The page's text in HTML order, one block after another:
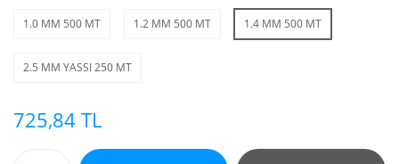
1.0 MM 500 MT 1.2 MM 500 MT 1.4 MM 500 MT
2.5 MM YASSI 250 MT
725,84 TL